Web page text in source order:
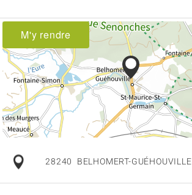
M'y rendre
28240 BELHOMERT-GUÉHOUVILLE